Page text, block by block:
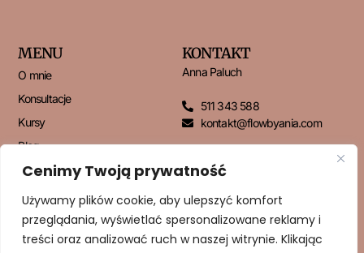
Cenimy Twoją prywatność
Używamy plików cookie, aby ulepszyć komfort
przeglądania, wyświetlać spersonalizowane reklamy i
treści oraz analizować ruch w naszej witrynie. Klikając
MENU
O mnie
Konsultacje
Kursy
Blog
Kontakt
KONTAKT
Anna Paluch
511 343 588
kontakt@flowbyania.com
NEWSLETTER